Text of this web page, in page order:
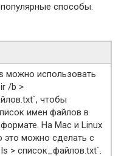
способы.
можно использовать
/b >
чтобы
имен файлов в
На Mac и Linux
это можно сделать с
> список_файлов.txt`.